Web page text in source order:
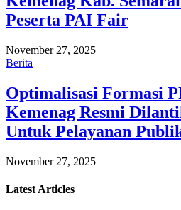
Peserta PAI Fair
November 27, 2025
Berita
Optimalisasi Formasi
Kemenag Resmi
Untuk Pelayanan
November 27, 2025
Latest Articles